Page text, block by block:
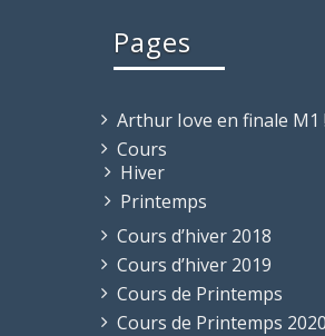
Pages
Arthur Iove en finale M1 !
Cours
Hiver
Printemps
Cours d’hiver 2018
Cours d’hiver 2019
Cours de Printemps
Cours de Printemps 2020